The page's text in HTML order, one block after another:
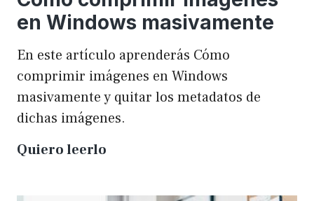
en Windows masivamente
En este artículo aprenderás Cómo
comprimir imágenes en Windows
masivamente y quitar los metadatos de
dichas imágenes.
Quiero leerlo
imágenes